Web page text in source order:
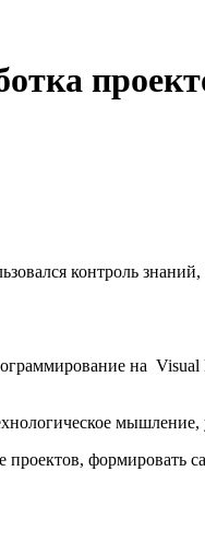
контроль
на
проектов, формировать